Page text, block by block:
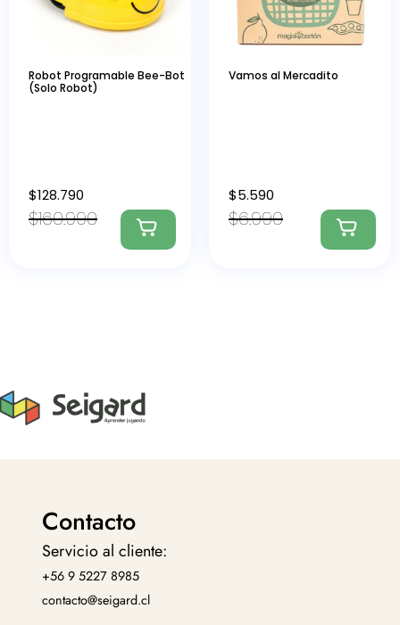
Robot Programable Bee-Bot
(Solo Robot)
$160.990
$128.790
Vamos al Mercadito
$6.990
$5.590
Contacto
Servicio al cliente:
+56 9 5227 8985
contacto@seigard.cl